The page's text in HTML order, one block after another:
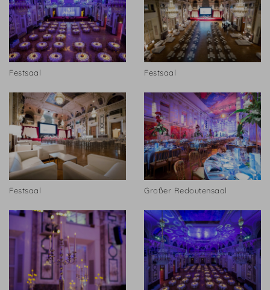
Festsaal Festsaal
Festsaal Großer Redoutensaal